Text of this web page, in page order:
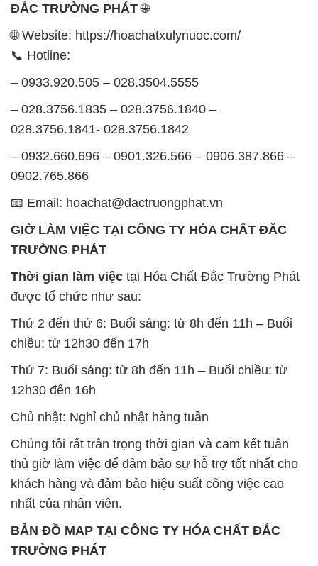
ĐẮC TRƯỜNG PHÁT🌐
🌐 Website: https://hoachatxulynuoc.com/
📞 Hotline:
– 0933.920.505 – 028.3504.5555
– 028.3756.1835 – 028.3756.1840 –
028.3756.1841- 028.3756.1842
– 0932.660.696 – 0901.326.566 – 0906.387.866 –
0902.765.866
📧 Email: hoachat@dactruongphat.vn
GIỜ LÀM VIỆC TẠI CÔNG TY HÓA CHẤT ĐẮC
TRƯỜNG PHÁT
Thời gian làm việc tại Hóa Chất Đắc Trường Phát
được tổ chức như sau:
Thứ 2 đến thứ 6: Buổi sáng: từ 8h đến 11h – Buổi
chiều: từ 12h30 đến 17h
Thứ 7: Buổi sáng: từ 8h đến 11h – Buổi chiều: từ
12h30 đến 16h
Chủ nhật: Nghỉ chủ nhật hàng tuần
Chúng tôi rất trân trọng thời gian và cam kết tuân
thủ giờ làm việc để đảm bảo sự hỗ trợ tốt nhất cho
khách hàng và đảm bảo hiệu suất công việc cao
nhất của nhân viên.
BẢN ĐỒ MAP TẠI CÔNG TY HÓA CHẤT ĐẮC
TRƯỜNG PHÁT